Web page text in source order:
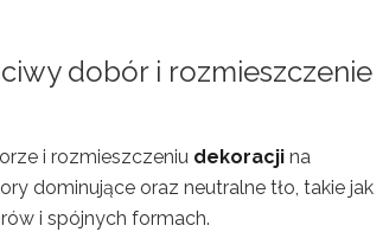
dobóri rozmieszczenie
i rozmieszczeniu dekoracji na
dominujące oraz neutralne tło, takie jak
i spójnych formach.